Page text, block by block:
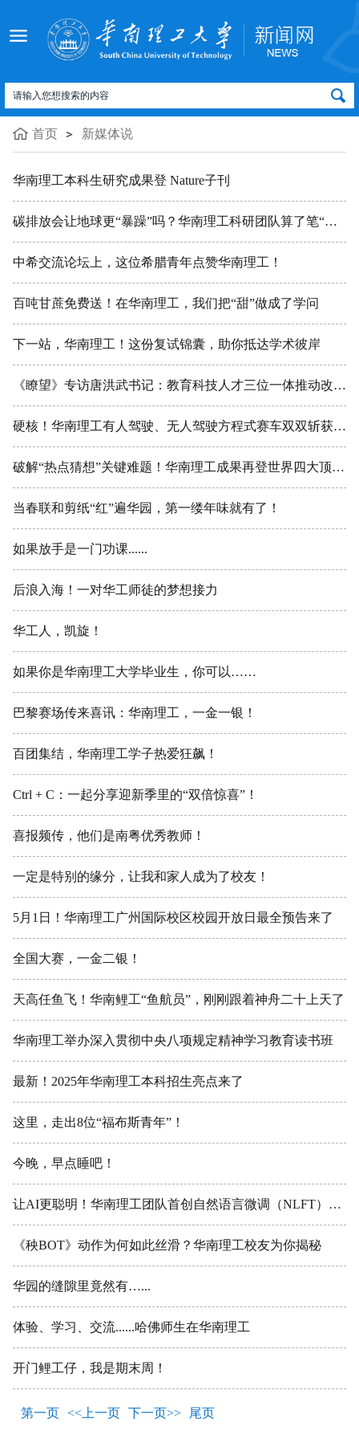
首页 新媒体说
华南理工本科生研究成果登 Nature子刊
碳排放会让地球更“暴躁”吗？华南理工科研团队算了笔“极端天气账”
中希交流论坛上，这位希腊青年点赞华南理工！
百吨甘蔗免费送！在华南理工，我们把“甜”做成了学问
下一站，华南理工！这份复试锦囊，助你抵达学术彼岸
《瞭望》专访唐洪武书记：教育科技人才三位一体推动改革强校
硬核！华南理工有人驾驶、无人驾驶方程式赛车双双斩获全国一等奖
破解“热点猜想”关键难题！华南理工成果再登世界四大顶尖数学期刊！
当春联和剪纸“红”遍华园，第一缕年味就有了！
如果放手是一门功课......
后浪入海！一对华工师徒的梦想接力
华工人，凯旋！
如果你是华南理工大学毕业生，你可以……
巴黎赛场传来喜讯：华南理工，一金一银！
百团集结，华南理工学子热爱狂飙！
Ctrl + C：一起分享迎新季里的“双倍惊喜”！
喜报频传，他们是南粤优秀教师！
一定是特别的缘分，让我和家人成为了校友！
5月1日！华南理工广州国际校区校园开放日最全预告来了
全国大赛，一金二银！
天高任鱼飞！华南鲤工“鱼航员”，刚刚跟着神舟二十上天了
华南理工举办深入贯彻中央八项规定精神学习教育读书班
最新！2025年华南理工本科招生亮点来了
这里，走出8位“福布斯青年”！
今晚，早点睡吧！
让AI更聪明！华南理工团队首创自然语言微调（NLFT）技术
《秧BOT》动作为何如此丝滑？华南理工校友为你揭秘
华园的缝隙里竟然有…...
体验、学习、交流......哈佛师生在华南理工
开门鲤工仔，我是期末周！
第一页 <<上一页 下一页>> 尾页